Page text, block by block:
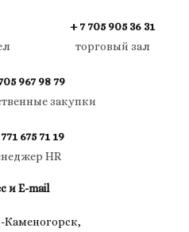
+ 7 705 905 36 31
торговый зал
967 98 79
закупки
675 71 19
HR
и E-mail
Каменогорск,